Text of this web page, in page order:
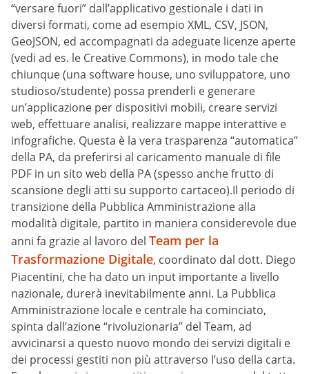
“versare fuori” dall’applicativo gestionale i dati in
diversi formati, come ad esempio XML, CSV, JSON,
GeoJSON, ed accompagnati da adeguate licenze aperte
(vedi ad es. le Creative Commons), in modo tale che
chiunque (una software house, uno sviluppatore, uno
studioso/studente) possa prenderli e generare
un’applicazione per dispositivi mobili, creare servizi
web, effettuare analisi, realizzare mappe interattive e
infografiche. Questa è la vera trasparenza “automatica”
della PA, da preferirsi al caricamento manuale di file
PDF in un sito web della PA (spesso anche frutto di
scansione degli atti su supporto cartaceo).Il periodo di
transizione della Pubblica Amministrazione alla
modalità digitale, partito in maniera considerevole due
anni fa grazie al lavoro del Team per la
Trasformazione Digitale, coordinato dal dott. Diego
Piacentini, che ha dato un input importante a livello
nazionale, durerà inevitabilmente anni. La Pubblica
Amministrazione locale e centrale ha cominciato,
spinta dall’azione “rivoluzionaria” del Team, ad
avvicinarsi a questo nuovo mondo dei servizi digitali e
dei processi gestiti non più attraverso l’uso della carta.